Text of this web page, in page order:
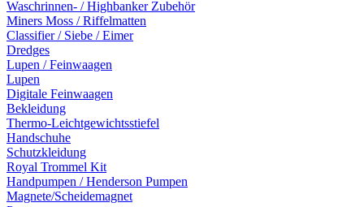
Waschrinnen- / Highbanker Zubehör
Miners Moss / Riffelmatten
Classifier / Siebe / Eimer
Dredges
Lupen / Feinwaagen
Lupen
Digitale Feinwaagen
Bekleidung
Thermo-Leichtgewichtsstiefel
Handschuhe
Schutzkleidung
Royal Trommel Kit
Handpumpen / Henderson Pumpen
Magnete/Scheidemagnet